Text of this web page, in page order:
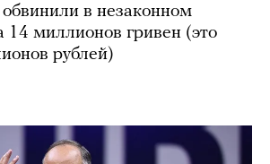
в незаконном
14 миллионов гривен (это
рублей)